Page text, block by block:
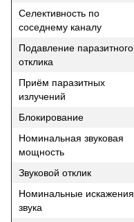
Селективность по
соседнему каналу
Подавление паразитного
отклика
Приём паразитных
излучений
Блокирование
Номинальная звуковая
мощность
Звуковой отклик
Номинальные искажения
звука